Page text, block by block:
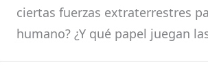
ciertas fuerzas extraterrestres
humano? ¿Y qué papel juegan